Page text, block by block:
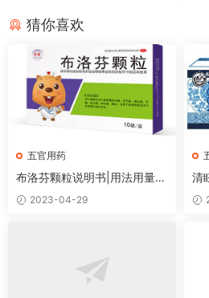
猜你喜欢
五官用药
布洛芬颗粒说明书|用法用量|
注意事项
2023-04-29
清
事